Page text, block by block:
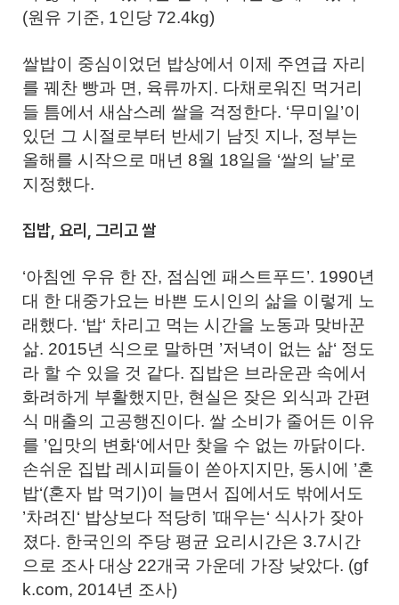
(원유 기준, 1인당 72.4kg)
쌀밥이 중심이었던 밥상에서 이제 주연급 자리
를 꿰찬 빵과 면, 육류까지. 다채로워진 먹거리
들 틈에서 새삼스레 쌀을 걱정한다. ‘무미일’이
있던 그 시절로부터 반세기 남짓 지나, 정부는
올해를 시작으로 매년 8월 18일을 ‘쌀의 날’로
지정했다.
집밥, 요리, 그리고 쌀
‘아침엔 우유 한 잔, 점심엔 패스트푸드’. 1990년
대 한 대중가요는 바쁜 도시인의 삶을 이렇게 노
래했다. ‘밥‘ 차리고 먹는 시간을 노동과 맞바꾼
삶. 2015년 식으로 말하면 ’저녁이 없는 삶‘ 정도
라 할 수 있을 것 같다. 집밥은 브라운관 속에서
화려하게 부활했지만, 현실은 잦은 외식과 간편
식 매출의 고공행진이다. 쌀 소비가 줄어든 이유
를 ’입맛의 변화‘에서만 찾을 수 없는 까닭이다.
손쉬운 집밥 레시피들이 쏟아지지만, 동시에 ’혼
밥‘(혼자 밥 먹기)이 늘면서 집에서도 밖에서도
’차려진‘ 밥상보다 적당히 ’때우는‘ 식사가 잦아
졌다. 한국인의 주당 평균 요리시간은 3.7시간
으로 조사 대상 22개국 가운데 가장 낮았다. (gf
k.com, 2014년 조사)